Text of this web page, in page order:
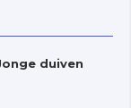
duiven